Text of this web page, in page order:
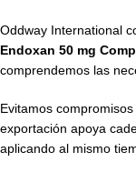
Oddway International
Endoxan 50 mg
comprendemos las
Evitamos
exportación apoya
aplicando al mismo